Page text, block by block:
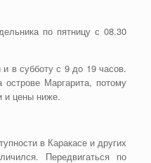
по пятницу с 08.30
в субботу с 9 до 19 часов.
Маргарита, потому
и цены ниже.
в Каракасе и других
Передвигаться по